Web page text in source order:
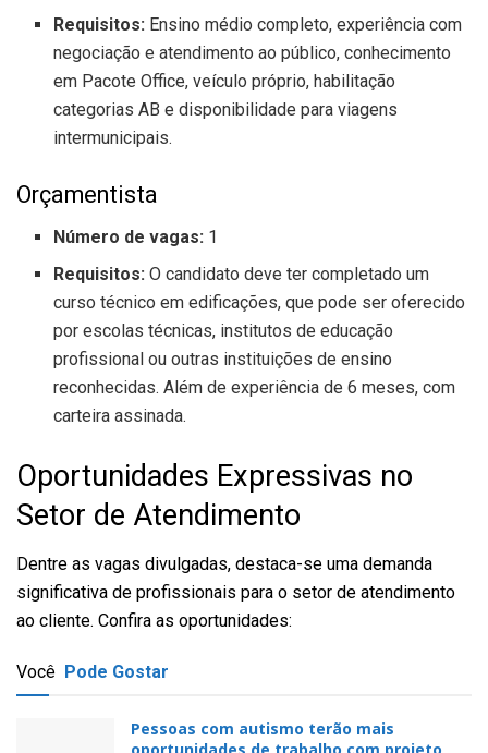
Requisitos: Ensino médio completo, experiência com
negociação e atendimento ao público, conhecimento
em Pacote Office, veículo próprio, habilitação
categorias AB e disponibilidade para viagens
intermunicipais.
Orçamentista
Número de vagas: 1
Requisitos: O candidato deve ter completado um
curso técnico em edificações, que pode ser oferecido
por escolas técnicas, institutos de educação
profissional ou outras instituições de ensino
reconhecidas. Além de experiência de 6 meses, com
carteira assinada.
Oportunidades Expressivas no
Setor de Atendimento
Dentre as vagas divulgadas, destaca-se uma demanda
significativa de profissionais para o setor de atendimento
ao cliente. Confira as oportunidades:
Você Pode Gostar
Pessoas com autismo terão mais